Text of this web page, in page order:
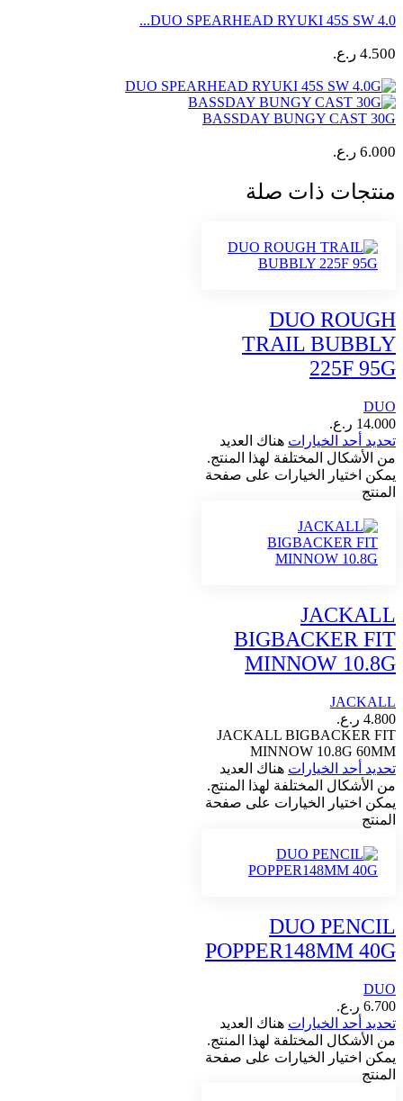
DUO SPEARHEAD RYUKI 45S SW 4.0...
4.500 ر.ع.
BASSDAY BUNGY CAST 30G
6.000 ر.ع.
منتجات ذات صلة
DUO ROUGH
TRAIL BUBBLY
225F 95G
DUO
14.000 ر.ع.
تحديد أحد الخيارات هناك العديد
من الأشكال المختلفة لهذا المنتج.
يمكن اختيار الخيارات على صفحة
المنتج
JACKALL
BIGBACKER FIT
MINNOW 10.8G
JACKALL
4.800 ر.ع.
JACKALL BIGBACKER FIT
MINNOW 10.8G 60MM
تحديد أحد الخيارات هناك العديد
من الأشكال المختلفة لهذا المنتج.
يمكن اختيار الخيارات على صفحة
المنتج
DUO PENCIL
POPPER148MM 40G
DUO
6.700 ر.ع.
تحديد أحد الخيارات هناك العديد
من الأشكال المختلفة لهذا المنتج.
يمكن اختيار الخيارات على صفحة
المنتج